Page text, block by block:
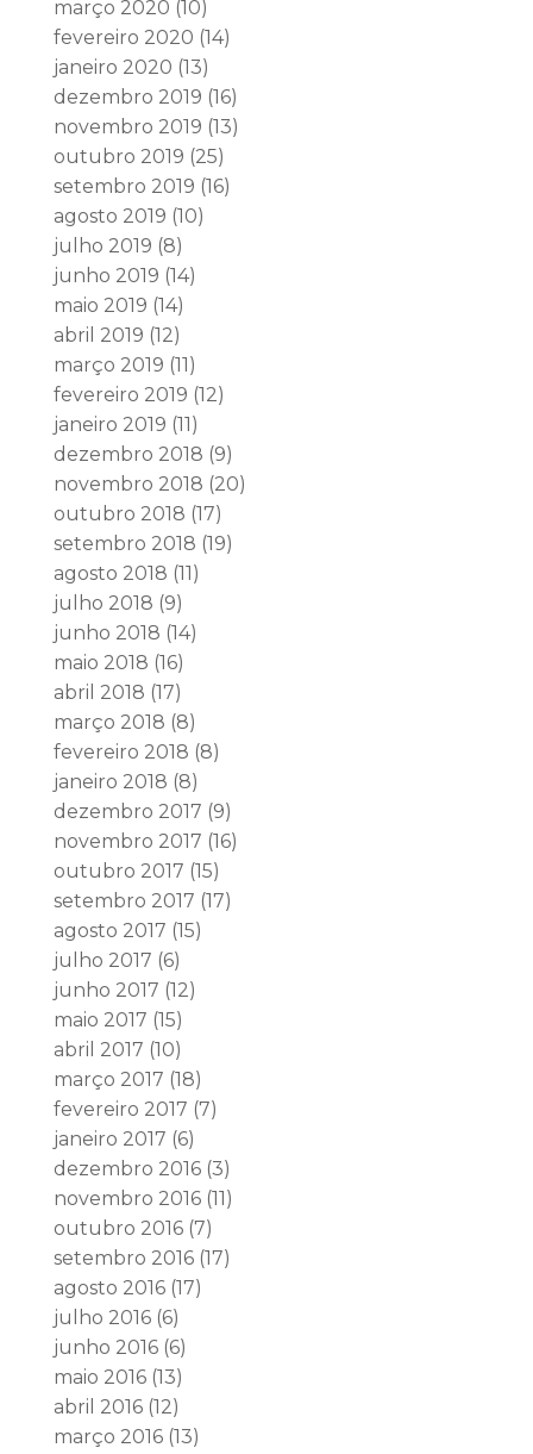
março 2020 (10)
fevereiro 2020 (14)
janeiro 2020 (13)
dezembro 2019 (16)
novembro 2019 (13)
outubro 2019 (25)
setembro 2019 (16)
agosto 2019 (10)
julho 2019 (8)
junho 2019 (14)
maio 2019 (14)
abril 2019 (12)
março 2019 (11)
fevereiro 2019 (12)
janeiro 2019 (11)
dezembro 2018 (9)
novembro 2018 (20)
outubro 2018 (17)
setembro 2018 (19)
agosto 2018 (11)
julho 2018 (9)
junho 2018 (14)
maio 2018 (16)
abril 2018 (17)
março 2018 (8)
fevereiro 2018 (8)
janeiro 2018 (8)
dezembro 2017 (9)
novembro 2017 (16)
outubro 2017 (15)
setembro 2017 (17)
agosto 2017 (15)
julho 2017 (6)
junho 2017 (12)
maio 2017 (15)
abril 2017 (10)
março 2017 (18)
fevereiro 2017 (7)
janeiro 2017 (6)
dezembro 2016(3)
novembro 2016(11)
outubro 2016(7)
setembro 2016(17)
agosto 2016(17)
julho 2016(6)
junho 2016(6)
maio 2016(13)
abril 2016(12)
março 2016(13)